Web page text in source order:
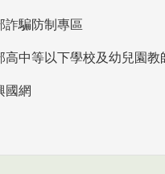
詐騙防制專區
國網